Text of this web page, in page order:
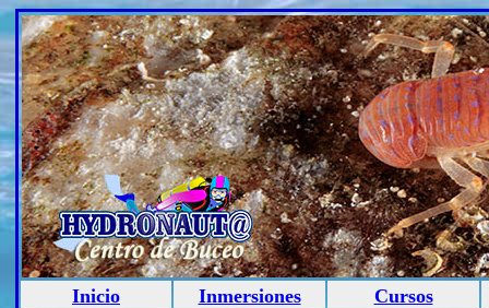
Inicio Inmersiones Cursos